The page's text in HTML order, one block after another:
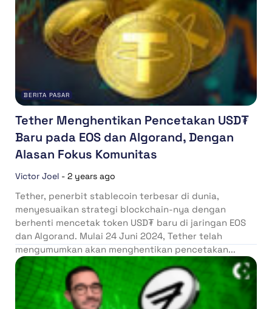
BERITA PASAR
Tether Menghentikan Pencetakan USD₮
Baru pada EOS dan Algorand, Dengan
Alasan Fokus Komunitas
Victor Joel - 2 years ago
Tether, penerbit stablecoin terbesar di dunia,
menyesuaikan strategi blockchain-nya dengan
berhenti mencetak token USD₮ baru di jaringan EOS
dan Algorand. Mulai 24 Juni 2024, Tether telah
mengumumkan akan menghentikan pencetakan...